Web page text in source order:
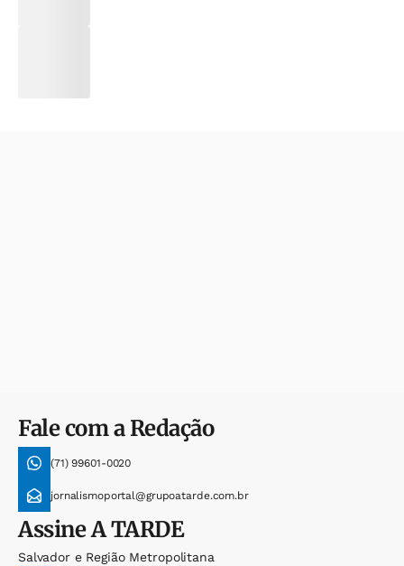
Fale com a Redação
(71) 99601-0020
jornalismoportal@grupoatarde.com.br
AssineA TARDE
Salvador e Região Metropolitana